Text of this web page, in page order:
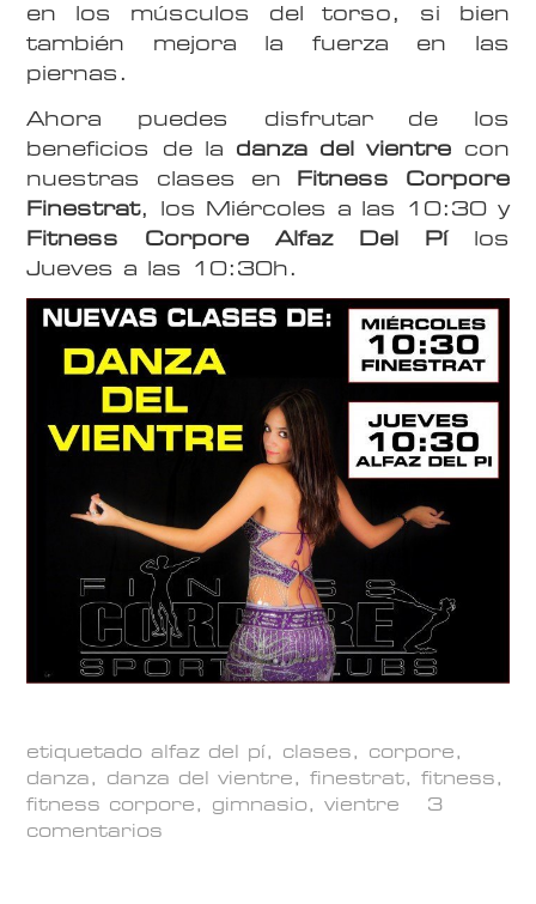
en los músculos del torso, si bien
también mejora la fuerza en las
piernas.
Ahora puedes disfrutar de los
beneficios de la danza del vientre con
nuestras clases en Fitness Corpore
Finestrat, los Miércoles a las 10:30 y
Fitness Corpore Alfaz Del Pílos
Jueves a las 10:30h.
etiquetadoalfaz del pí, clases, corpore,
danza, danza del vientre,finestrat,fitness,
fitness corpore, gimnasio,vientre
3
comentarios